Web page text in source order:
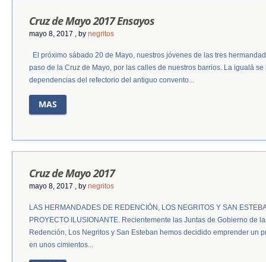
Cruz de Mayo 2017 Ensayos
mayo 8, 2017 , by negritos
El próximo sábado 20 de Mayo, nuestros jóvenes de las tres
paso de la Cruz de Mayo, por las calles de nuestros barrios. La igualá
dependencias del refectorio del antiguo convento...
MAS
Cruz de Mayo 2017
mayo 8, 2017 , by negritos
LAS HERMANDADES DE REDENCIÓN, LOS NEGRITOS Y SAN
PROYECTO ILUSIONANTE. Recientemente las Juntas de Gobierno de
Redención, Los Negritos y San Esteban hemos decidido emprender un
en unos cimientos...